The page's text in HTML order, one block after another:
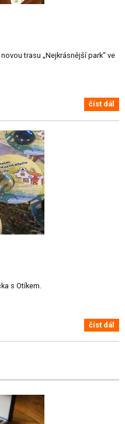
trasu „Nejkrásnější park“ ve
číst dál
s Otíkem.
číst dál